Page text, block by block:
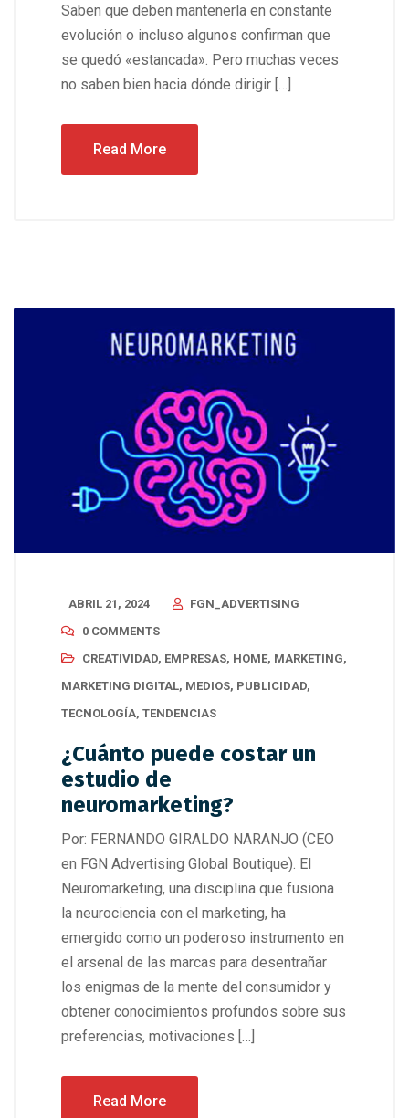
Saben que deben mantenerla en constante
evolución o incluso algunos confirman que
se quedó «estancada». Pero muchas veces
no saben bien hacia dónde dirigir […]
Read More
ABRIL 21, 2024
FGN_ADVERTISING
0 COMMENTS
CREATIVIDAD, EMPRESAS, HOME, MARKETING,
MARKETING DIGITAL, MEDIOS, PUBLICIDAD,
TECNOLOGÍA, TENDENCIAS
¿Cuánto puede costar un
estudio de
neuromarketing?
Por: FERNANDO GIRALDO NARANJO (CEO
en FGN Advertising Global Boutique). El
Neuromarketing, una disciplina que fusiona
la neurociencia con el marketing, ha
emergido como un poderoso instrumento en
el arsenal de las marcas para desentrañar
los enigmas de la mente del consumidor y
obtener conocimientos profundos sobre sus
preferencias, motivaciones […]
Read More